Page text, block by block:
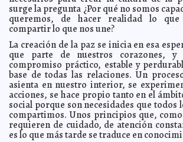
2012-06-28 11:55:09 ¿Qué significa “saber gobernar”?
de Mola
2012-06-28 11:40:09 El 1 de julio inicia temporada de
Península
2012-06-28 11:36:35 Llama el PAN a yucatecos a evitar
2012-06-28 11:27:23 "Voy a representar tus intereses":
Macías A7
2012-06-28 11:21:49 Renán Barrera Concha cierra
batiente con un llamado a la ciudadanía a salir a
2012-06-28 09:07:52 Ivonne Ortega "patrocina"
de Guanajuato Lois Izquierdo
2012-06-28 06:44:15 Manutención del asesino de Oslo
surge la pregunta ¿Por qué no somos
queremos, de hacer realidad lo
compartir lo que nos une?
La creación de la paz se inicia en esa
que parte de nuestros corazones,
compromiso práctico, estable y
base de todas las relaciones. Un
asienta en nuestro interior, se
acciones, se hace propio tanto en el
social porque son necesidades que todos
compartimos. Unos principios que,
requieren de cuidado, de atención
es lo que más tarde se traduce en